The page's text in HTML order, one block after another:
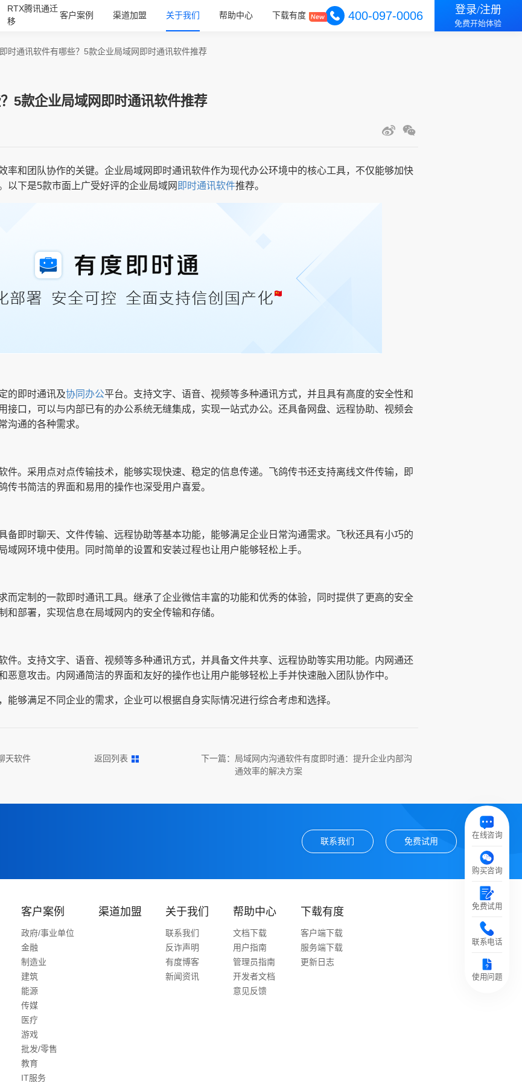
RTX腾讯通迁
移
客户案例 渠道加盟 关于我们 帮助中心 下载有度 400-097-0006 登录/注册
免费开始体验
时通讯软件有哪些？5款企业局域网即时通讯软件推荐
5款企业局域网即时通讯软件推荐
率和团队协作的关键。企业局域网即时通讯软件作为现代办公环境中的核心工具，不仅能够加快
以下是5款市面上广受好评的企业局域网 即时通讯软件推荐。
的即时通讯及协同办公平台。支持文字、语音、视频等多种通讯方式，并且具有高度的安全性和
接口，可以与内部已有的办公系统无缝集成，实现一站式办公。还具备网盘、远程协助、视频会
沟通的各种需求。
件。采用点对点传输技术，能够实现快速、稳定的信息传递。飞鸽传书还支持离线文件传输，即
书简洁的界面和易用的操作也深受用户喜爱。
备即时聊天、文件传输、远程协助等基本功能，能够满足企业日常沟通需求。飞秋还具有小巧的
网环境中使用。同时简单的设置和安装过程也让用户能够轻松上手。
而定制的一款即时通讯工具。继承了企业微信丰富的功能和优秀的体验，同时提供了更高的安全
部署，实现信息在局域网内的安全传输和存储。
件。支持文字、语音、视频等多种通讯方式，并具备文件共享、远程协助等实用功能。内网通还
意攻击。内网通简洁的界面和友好的操作也让用户能够轻松上手并快速融入团队协作中。
能够满足不同企业的需求，企业可以根据自身实际情况进行综合考虑和选择。
天软件
返回列表 下一篇： 局域网内沟通软件有度即时通：提升企业内部沟
通效率的解决方案
联系我们 免费试用
在线咨询
购买咨询
免费试用
联系电话
使用问题
客户案例
政府/事业单位
金融
制造业
建筑
能源
传媒
医疗
游戏
批发/零售
教育
IT服务
渠道加盟 关于我们
联系我们
反诈声明
有度博客
新闻资讯
帮助中心
文档下载
用户指南
管理员指南
开发者文档
意见反馈
下载有度
客户端下载
服务端下载
更新日志